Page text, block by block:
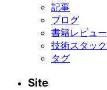
記事
ブログ
書籍レビュー
技術スタック
タグ
Site